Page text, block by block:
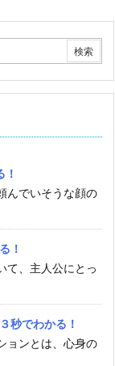
！
んでいそうな顔の
！
て、主人公にとっ
秒でわかる！
ョンとは、心身の